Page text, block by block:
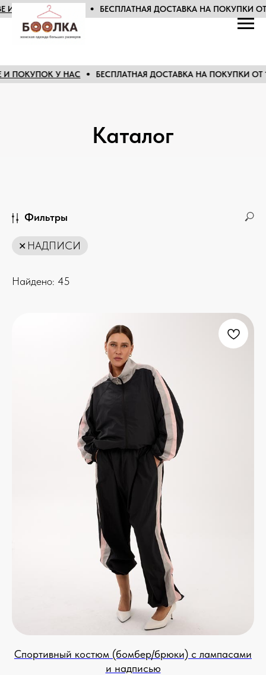
БЕСПЛАТНАЯ ДОСТАВКА НА ПОКУПКИ ОТ 10 ТЫС. РУБ. ПО
ДОСТАВКА НА ПОКУПКИ ОТ 10 ТЫС. РУБ. ПО
Каталог
Фильтры
НАДПИСИ
Найдено: 45
Спортивный костюм (бомбер/брюки) с лампасами
и надписью